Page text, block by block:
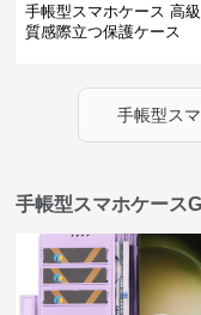
手帳型スマホケース 高
質感際立つ保護ケース
手帳型ス
手帳型スマホケース